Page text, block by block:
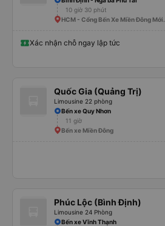
10 giờ 30 phút
HCM - Cổng Bến Xe Miền Đông Mới.
Xác nhận chỗ ngay lập tức
Quốc Gia (Quảng Trị)
Limousine 22 phòng
Bến xe Quy Nhơn
11 giờ
Bến xe Miền Đông
Phúc Lộc (Bình Định)
Limousine 24 Phòng
Bến xe Vĩnh Thạnh